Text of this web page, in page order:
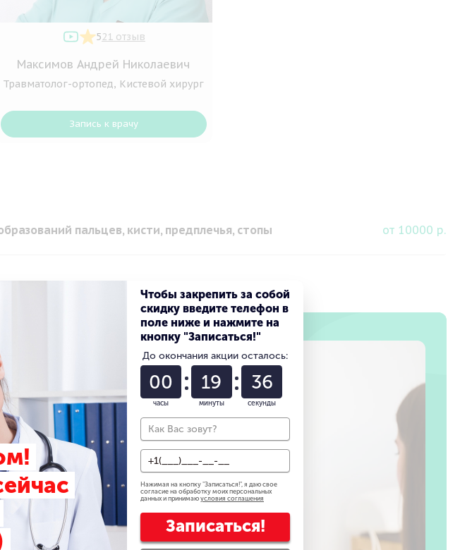
521 отзыв
Максимов Андрей Николаевич
Травматолог-ортопед, Кистевой хирург
Запись к врачу
от 10000 р.
пальцев, кисти, предплечья, стопы
Чтобы закрепить за собой
скидку введите телефон в
поле ниже и нажмите на
кнопку "Записаться!"
До окончания акции осталось:
00
часы
19
минуты
35
секунды
Нажимая на кнопку "Записаться!", я даю свое
согласие на обработку моих персональных
данных и принимаю условия соглашения
Записаться!